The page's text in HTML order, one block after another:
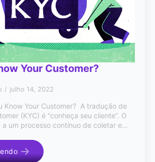
Your Customer?
julho 14, 2022
Know Your Customer? A tradução de
(KYC) é “conheça seu cliente”. O
a um processo contínuo de coletar e…